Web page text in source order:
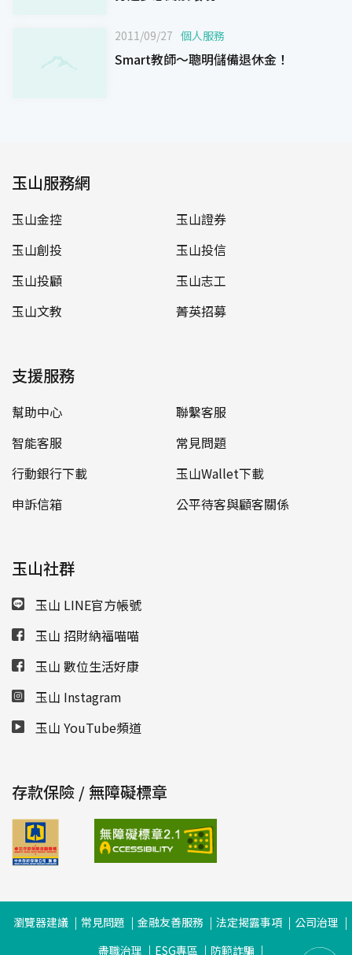
2011/09/27 個人服務
Smart教師～聰明儲備退休金！
玉山服務網
玉山金控
玉山證券
玉山創投
玉山投信
玉山投顧
玉山志工
玉山文教
菁英招募
支援服務
幫助中心
聯繫客服
智能客服
常見問題
行動銀行下載
玉山Wallet下載
申訴信箱
公平待客與顧客關係
玉山社群
玉山 LINE官方帳號
玉山 招財納福喵喵
玉山 數位生活好康
玉山 Instagram
玉山 YouTube頻道
存款保險 / 無障礙標章
瀏覽器建議 常見問題 金融友善服務 法定揭露事項
公司治理
盡職治理
ESG專區 防範詐騙